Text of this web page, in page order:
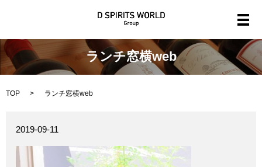
メ
ランチ窓横web
TOP ランチ窓横web
2019-09-11